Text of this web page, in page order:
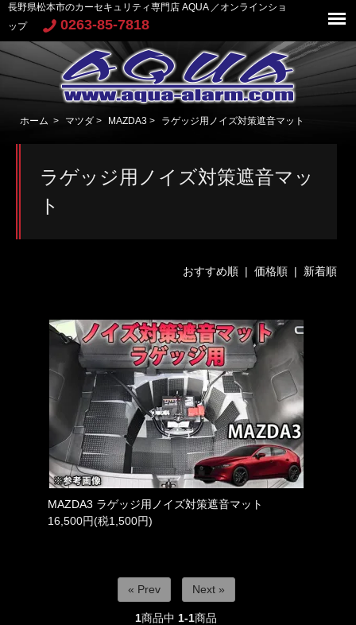
長野県松本市のカーセキュリティ専門店 AQUA ／オンラインショ
ップ
0263-85-7818
ホーム > マツダ > MAZDA3 > ラゲッジ用ノイズ対策遮音マット
ラゲッジ用ノイズ対策遮音マッ
ト
おすすめ順| 価格順 | 新着順
MAZDA3 ラゲッジ用ノイズ対策遮音マット
16,500円(税1,500円)
« Prev Next »
1商品中 1-1商品